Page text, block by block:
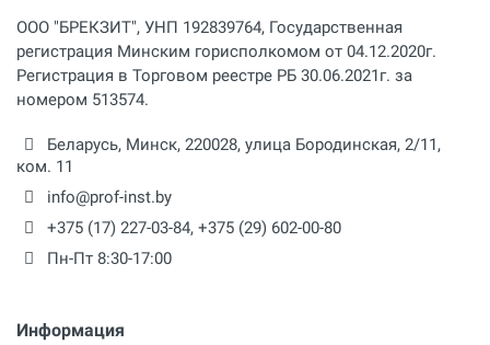
ООО "БРЕКЗИТ", УНП 192839764, Государственная
регистрация Минским горисполкомом от 04.12.2020г.
Регистрация в Торговом реестре РБ 30.06.2021г. за
номером 513574.
Беларусь, Минск, 220028, улица Бородинская, 2/11,
ком. 11
info@prof-inst.by
+375 (17) 227-03-84, +375 (29) 602-00-80
Пн-Пт 8:30-17:00
Информация